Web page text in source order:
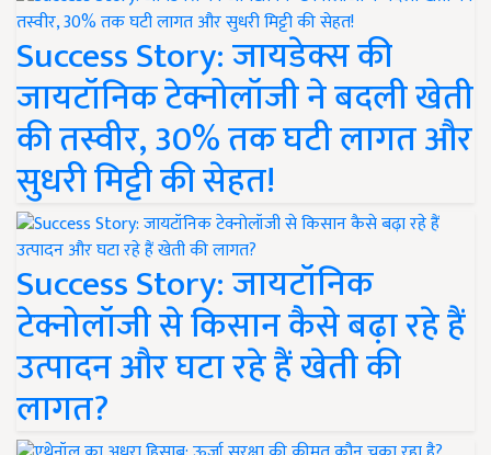
Success Story: जायडेक्स की
जायटॉनिक टेक्नोलॉजी ने बदली खेती
की तस्वीर, 30% तक घटी लागत और
सुधरी मिट्टी की सेहत!
Success Story: जायटॉनिक
टेक्नोलॉजी से किसान कैसे बढ़ा रहे हैं
उत्पादन और घटा रहे हैं खेती की
लागत?